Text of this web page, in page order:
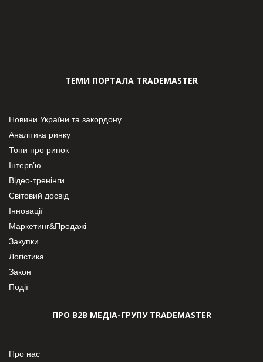
ТЕМИ ПОРТАЛА TRADEMASTER
Новини України та закордону
Аналітика ринку
Топи про ринок
Інтерв’ю
Відео-тренінги
Світовий досвід
Інновації
Маркетинг&Продажі
Закупки
Логістика
Закон
Події
ПРО В2В МЕДІА-ГРУПУ TRADEMASTER
Про нас